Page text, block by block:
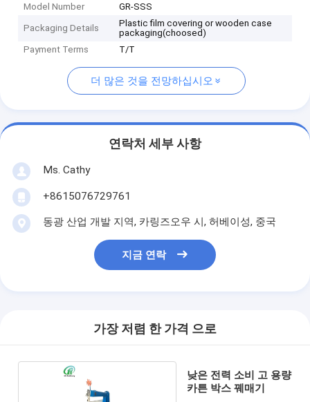
Model Number GR-SSS
Packaging Details
Plastic film covering or wooden case
packaging(choosed)
Payment Terms
T/T
더 많은 것을 전망하십시오
연락처 세부 사항
Ms. Cathy
+8615076729761
동광 산업 개발 지역, 카링즈오우 시, 허베이성, 중국
지금 연락
가장 저렴 한 가격 으로
낮은 전력 소비 고 용량
카튼 박스 꿰매기